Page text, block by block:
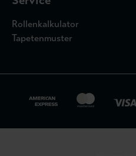
Rollenkalkulator
Tapetenmuster